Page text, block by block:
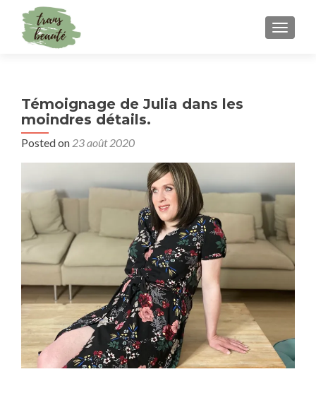
Témoignage de Julia dans les
moindres détails.
Posted on 23 août 2020